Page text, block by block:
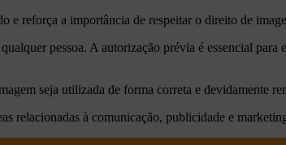
e reforça a importância de respeitar o direito de
pessoa. A autorização prévia é essencial para
seja utilizada de forma correta e devidamente
relacionadas à comunicação, publicidade e